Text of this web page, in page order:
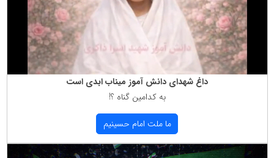
داغ شهدای دانش آموز میناب ابدی است
به كدامین گناه ؟!
ما ملت امام حسینیم